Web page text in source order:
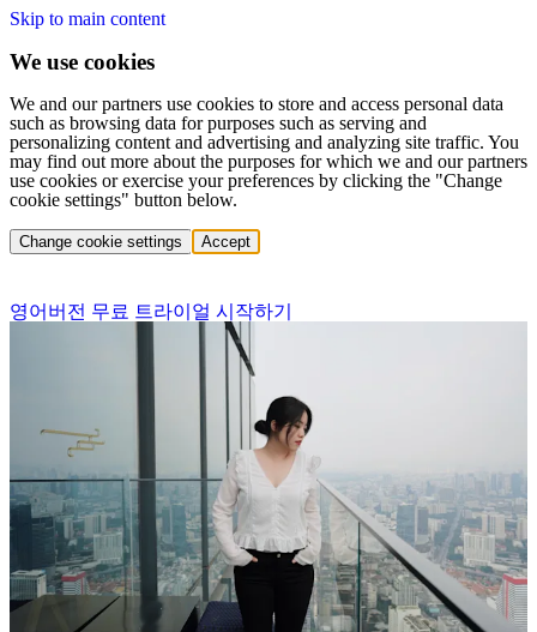
Skip to main content
We use cookies
We and our partners use cookies to store and access personal data
such as browsing data for purposes such as serving and
personalizing content and advertising and analyzing site traffic. You
may find out more about the purposes for which we and our partners
use cookies or exercise your preferences by clicking the "Change
cookie settings" button below.
Change cookie settings Accept
영어버전 무료 트라이얼 시작하기